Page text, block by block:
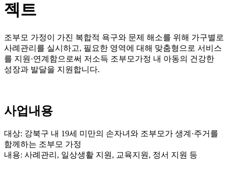
젝트
조부모 가정이 가진 복합적 욕구와 문제 해소를 위해 가구별로
사례관리를 실시하고, 필요한 영역에 대해 맞춤형으로 서비스
를 지원·연계함으로써 저소득 조부모가정 내 아동의 건강한
성장과 발달을 지원합니다.
사업내용
대상: 강북구 내 19세 미만의 손자녀와 조부모가 생계·주거를
함께하는 조부모 가정
내용: 사례관리, 일상생활 지원, 교육지원, 정서 지원 등